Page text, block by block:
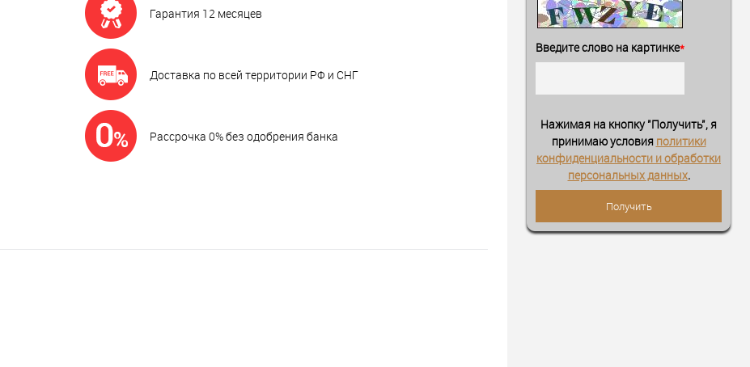
Гарантия 12 месяцев
Доставка по всей территории РФ и СНГ
Рассрочка 0% без одобрения банка
Введите слово на картинке*
Нажимая на кнопку "Получить", я
принимаю условия политики
конфиденциальности и обработки
персональных данных.